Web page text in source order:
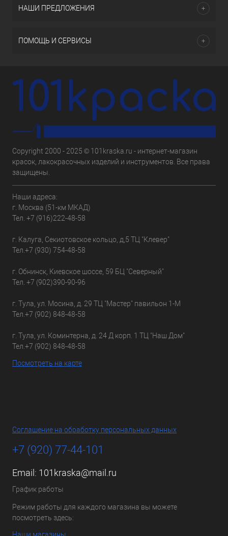
НАШИ ПРЕДЛОЖЕНИЯ
ПОМОЩЬ И СЕРВИСЫ
Copyright 2000 - 2025 © 101kraska.ru - интернет-магазин
красок, лакокрасочных изделий и инструментов. Все права
защищены.
Наши адреса:
г. Москва (51-км МКАД)
Тел. +7 (916)222-48-58
г. Калуга, Секиотовское кольцо, д,5 ТЦ "Клевер"
Тел. +7 (930) 754-48-58
г. Обнинск, Киевское шоссе, 59 БЦ "Северный"
Тел. +7 (902)390-90-96
г. Тула, ул. Мосина, д. 29 ТЦ "Мастер" павильон 1-М
Тел. +7 (902) 848-48-58
г. Тула, ул. Коминтерна, д. 24 Д корп. 1 ТЦ "Наш Дом"
Тел. +7 (902) 848-48-58
Посмотреть на карте
Соглашение на обработку персональных данных
+7 (920) 77-44-101
Email: 101kraska@mail.ru
График работы
Режим работы для каждого магазина вы можете
посмотреть здесь:
Наши магазины